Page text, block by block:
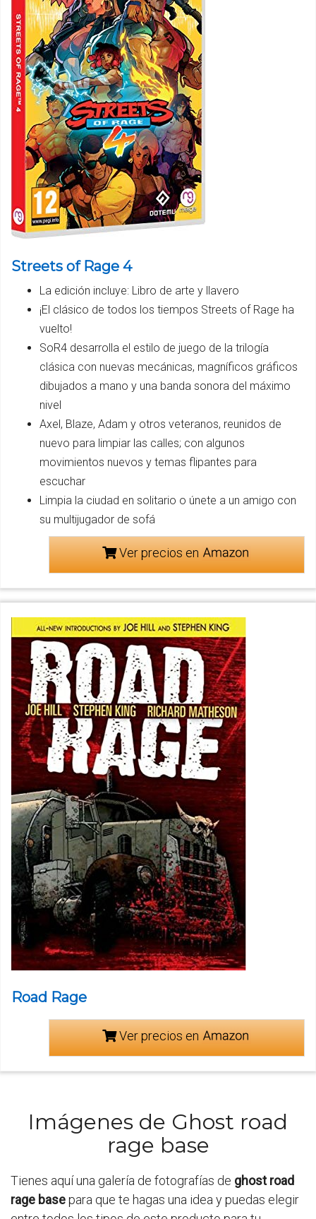
Streets of Rage 4
La edición incluye: Libro de arte y llavero
¡El clásico de todos los tiempos Streets of Rage ha
vuelto!
SoR4 desarrolla el estilo de juego de la trilogía
clásica con nuevas mecánicas, magníficos gráficos
dibujados a mano y una banda sonora del máximo
nivel
Axel, Blaze, Adam y otros veteranos, reunidos de
nuevo para limpiar las calles; con algunos
movimientos nuevos y temas flipantes para
escuchar
Limpia la ciudad en solitario o únete a un amigo con
su multijugador de sofá
Ver precios en
Road Rage
Ver precios en
Imágenes de Ghost road
rage base
Tienes aquí una galería de fotografías de ghost road
rage basepara que te hagas una idea y puedas elegir